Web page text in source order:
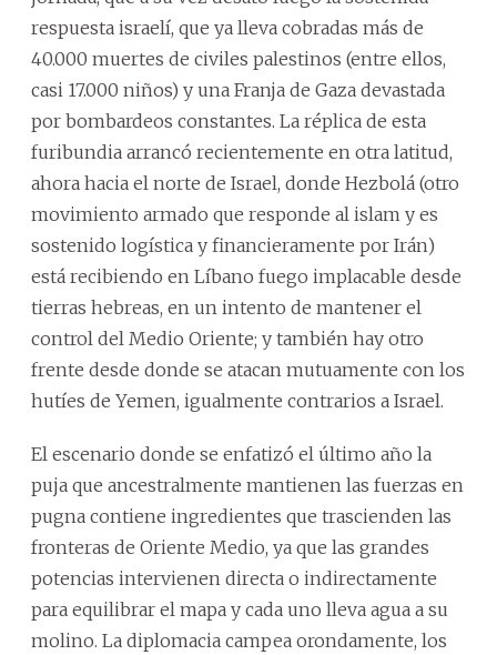
respuesta israelí, que ya lleva cobradas más de
40.000 muertes de civiles palestinos (entre ellos,
casi 17.000 niños) y una Franja de Gaza devastada
por bombardeos constantes. La réplica de esta
furibundia arrancó recientemente en otra latitud,
ahora hacia el norte de Israel, donde Hezbolá (otro
movimiento armado que responde al islam y es
sostenido logística y financieramente por Irán)
está recibiendo en Líbano fuego implacable desde
tierras hebreas, en un intento de mantener el
control del Medio Oriente; y también hay otro
frente desde donde se atacan mutuamente con los
hutíes de Yemen, igualmente contrarios a Israel.
El escenario donde se enfatizó el último año la
puja que ancestralmente mantienen las fuerzas en
pugna contiene ingredientes que trascienden las
fronteras de Oriente Medio, ya que las grandes
potencias intervienen directa o indirectamente
para equilibrar el mapa y cada uno lleva agua a su
molino. La diplomacia campea orondamente, los